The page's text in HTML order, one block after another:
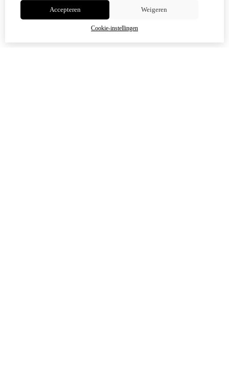
Accepteren Weigeren
Cookie-instellingen